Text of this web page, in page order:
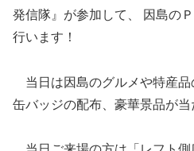
発信隊』が参加して、 因島の
行います！
当日は因島のグルメや特産品
缶バッジの配布、豪華景品が当